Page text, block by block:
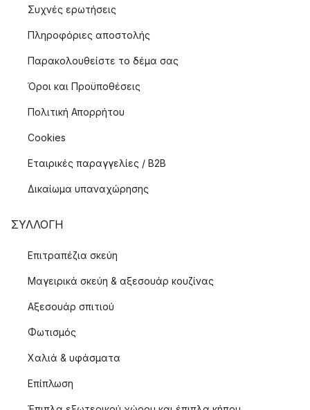
Συχνές ερωτήσεις
Πληροφόριες αποστολής
Παρακολουθείστε το δέμα σας
Όροι και Προϋποθέσεις
Πολιτική Απορρήτου
Cookies
Εταιρικές παραγγελίες / B2B
Δικαίωμα υπαναχώρησης
ΣΥΛΛΟΓΉ
Επιτραπέζια σκεύη
Μαγειρικά σκεύη & αξεσουάρ κουζίνας
Αξεσουάρ σπιτιού
Φωτισμός
Χαλιά & υφάσματα
Επίπλωση